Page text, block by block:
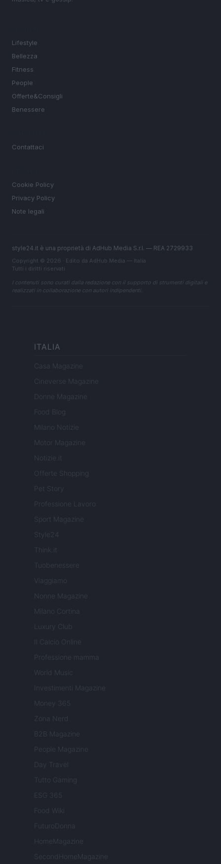
Lifestyle
Bellezza
Fitness
People
Offerte&Consigli
Benessere
Contattaci
Cookie Policy
Privacy Policy
Note legali
style24.it è una proprietà di AdHub Media S.r.l. — REA 2729933
Copyright © 2026 · Edito da AdHub Media — Italia
Tutti i diritti riservati
I contenuti sono curati dalla redazione con il supporto di strumenti digitali e
realizzati in collaborazione con autori indipendenti.
ITALIA
Casa Magazine
Cineverse Magazine
Donne Magazine
Food Blog
Milano Notizie
Motor Magazine
Notizie.it
Offerte Shopping
Pet Story
Professione Lavoro
Sport Magazine
Style24
Think.it
Tuobenessere
Viaggiamo
Nonne Magazine
Milano Cortina
Luxury Club
Il Calcio Online
Professione mamma
World Music
Investimenti Magazine
Money 365
Zona Nerd
B2B Magazine
People Magazine
Day Travel
Tutto Gaming
ESG 365
Food Wiki
FuturoDonna
HomeMagazine
SecondHomeMagazine